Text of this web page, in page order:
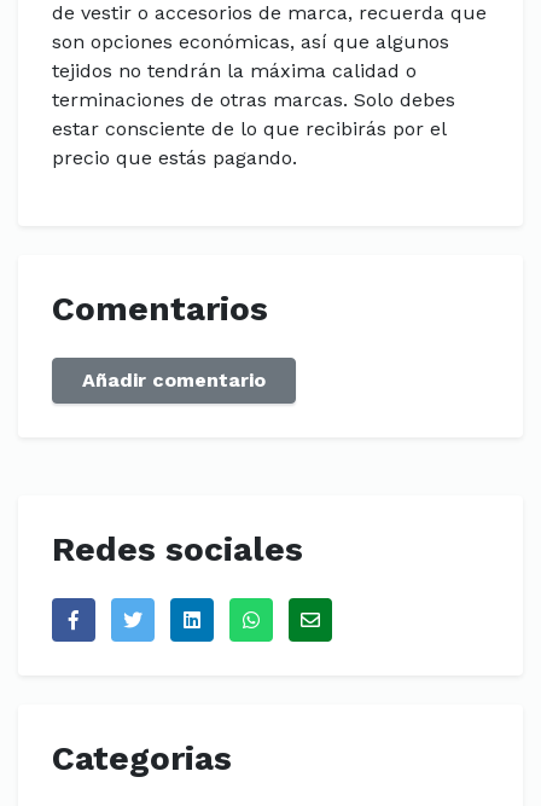
de vestir o accesorios de marca, recuerda que
son opciones económicas, así que algunos
tejidos no tendrán la máxima calidad o
terminaciones de otras marcas. Solo debes
estar consciente de lo que recibirás por el
precio que estás pagando.
Comentarios
Añadir comentario
Redes sociales
Categorias